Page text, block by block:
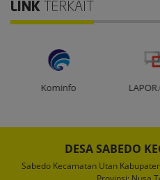
LINK TERKAIT
Kominfo
DESA SABEDO
Sabedo Kecamatan Utan